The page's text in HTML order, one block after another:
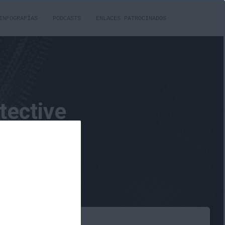
INFOGRAFÍAS PODCASTS ENLACES PATROCINADOS